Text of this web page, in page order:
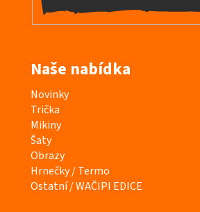
Naše nabídka
K
a
t
e
g
o
r
Novinky
Trička
Mikiny
Šaty
Obrazy
Hrnečky / Termo
Ostatní / WAČIPI EDICE